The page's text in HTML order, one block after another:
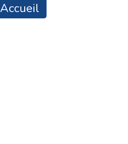
Accueil